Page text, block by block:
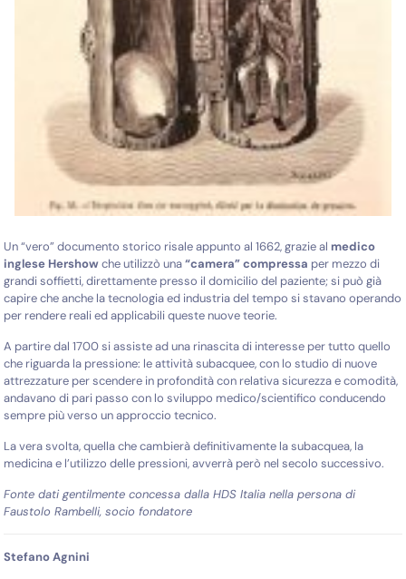
Un “vero” documento storico risale appunto al 1662, grazie al medico
inglese Hershowche utilizzò una“camera” compressa per mezzo di
grandi soffietti, direttamente presso il domicilio del paziente; si può già
capire che anche la tecnologia ed industria del tempo si stavano operando
per rendere reali ed applicabili queste nuove teorie.
A partire dal 1700 si assiste ad una rinascita di interesse per tutto quello
che riguarda la pressione: le attività subacquee, con lo studio di nuove
attrezzature per scendere in profondità con relativa sicurezza e comodità,
andavano di pari passo con lo sviluppo medico/scientifico conducendo
sempre più verso un approccio tecnico.
La vera svolta, quella che cambierà definitivamente la subacquea, la
medicina e l’utilizzo delle pressioni, avverrà però nel secolo successivo.
Fonte dati gentilmente concessa dalla HDS Italia nella persona di
Faustolo Rambelli, socio fondatore
Stefano Agnini